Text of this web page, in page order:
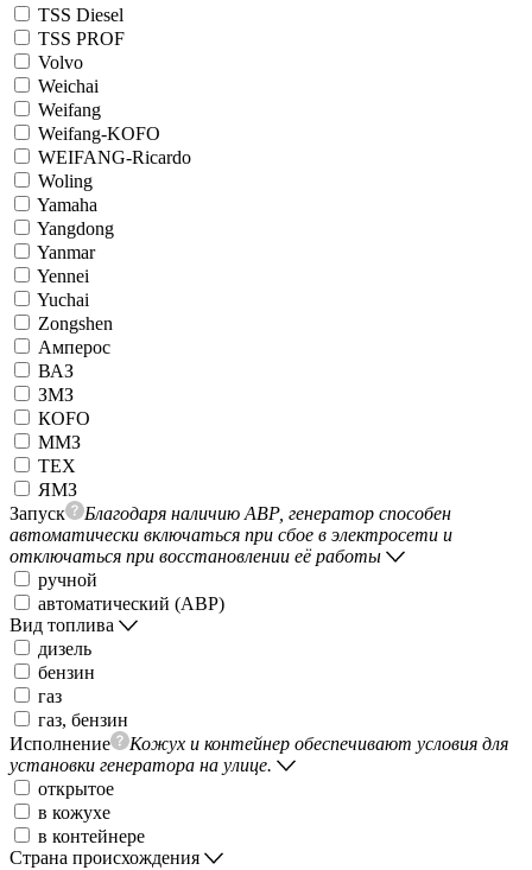
TSS Diesel
TSS PROF
Volvo
Weichai
Weifang
Weifang-KOFO
WEIFANG-Ricardo
Woling
Yamaha
Yangdong
Yanmar
Yennei
Yuchai
Zongshen
Амперос
ВАЗ
ЗМЗ
КОFO
ММЗ
ТЕХ
ЯМЗ
Запуск
Благодаря наличию АВР, генератор способен
автоматически включаться при сбое в электросети и
отключаться при восстановлении её работы
ручной
автоматический (АВР)
Вид топлива
дизель
бензин
газ
газ, бензин
Исполнение
Кожух и контейнер обеспечивают условия для
установки генератора на улице.
открытое
в кожухе
в контейнере
Страна происхождения